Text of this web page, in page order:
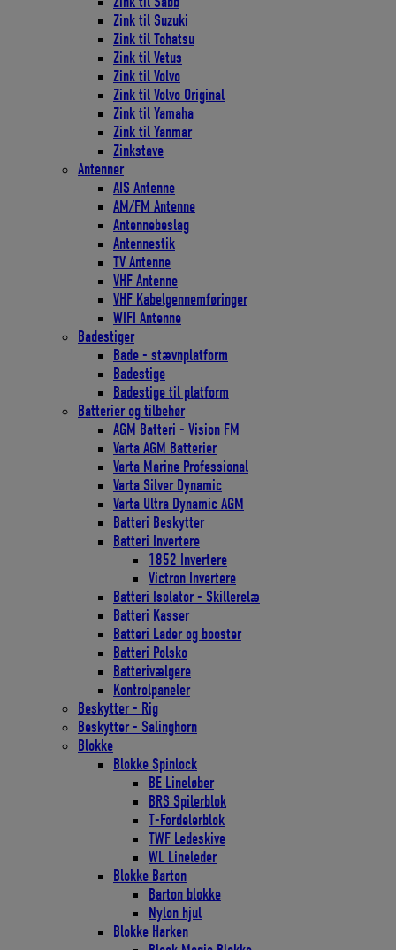
Zink til Suzuki
Zink til Tohatsu
Zink til Vetus
Zink til Volvo
Zink til Volvo Original
Zink til Yamaha
Zink til Yanmar
Zinkstave
Antenner
AIS Antenne
AM/FM Antenne
Antennebeslag
Antennestik
TV Antenne
VHF Antenne
VHF Kabelgennemføringer
WIFI Antenne
Badestiger
Bade - stævnplatform
Badestige
Badestige til platform
Batterier og tilbehør
AGM Batteri - Vision FM
Varta AGM Batterier
Varta Marine Professional
Varta Silver Dynamic
Varta Ultra Dynamic AGM
Batteri Beskytter
Batteri Invertere
1852 Invertere
Victron Invertere
Batteri Isolator - Skillerelæ
Batteri Kasser
Batteri Lader og booster
Batteri Polsko
Batterivælgere
Kontrolpaneler
Beskytter - Rig
Beskytter - Salinghorn
Blokke
Blokke Spinlock
BE Lineløber
BRS Spilerblok
T-Fordelerblok
TWF Ledeskive
WL Lineleder
Blokke Barton
Barton blokke
Nylon hjul
Blokke Harken